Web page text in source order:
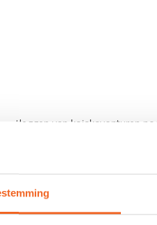
van kajakavonturen
360° draaiknop,
een mesh opbergvak. Door
kajak met het Deckhand